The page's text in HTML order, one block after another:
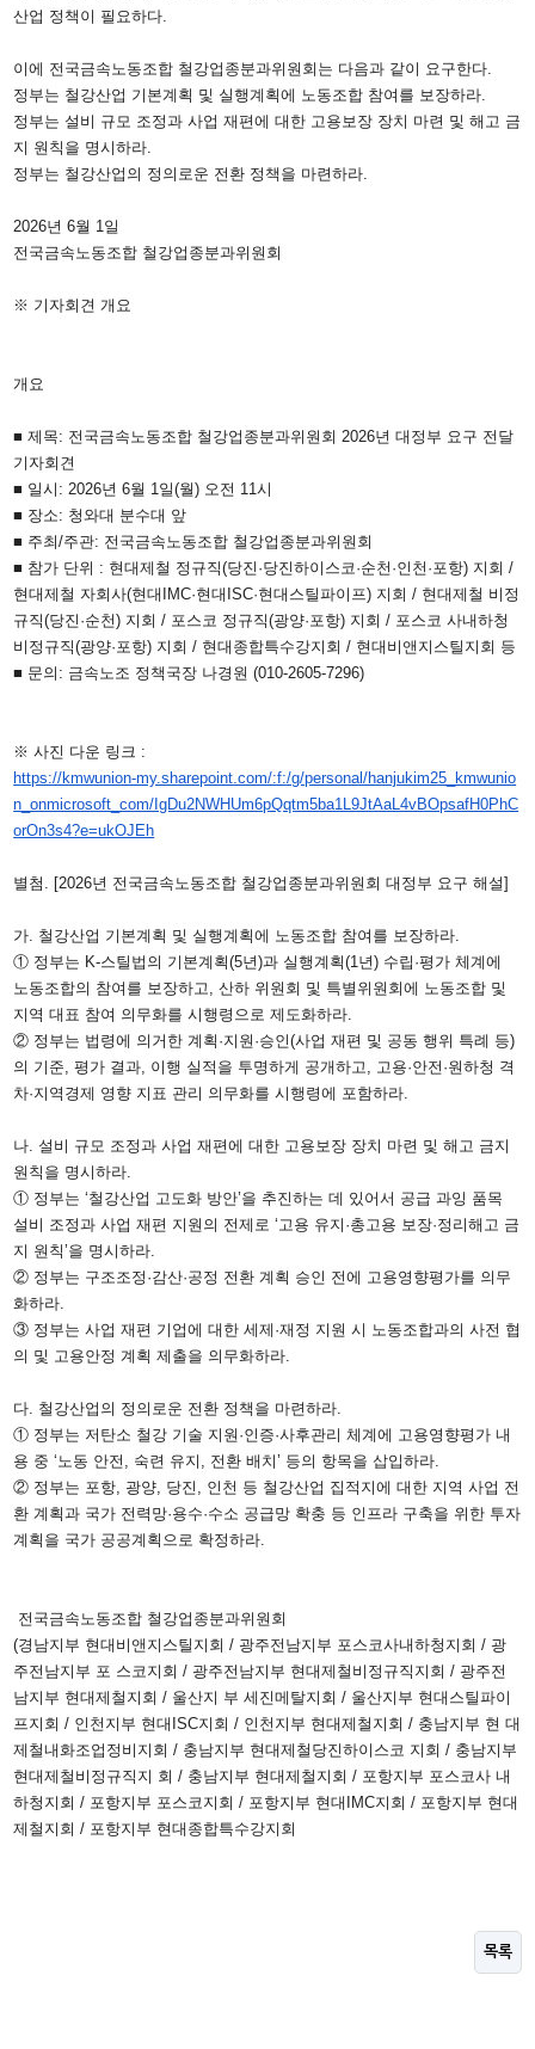
산업 정책이 필요하다.
이에 전국금속노동조합 철강업종분과위원회는 다음과 같이 요구한다.
정부는 철강산업 기본계획 및 실행계획에 노동조합 참여를 보장하라.
정부는 설비 규모 조정과 사업 재편에 대한 고용보장 장치 마련 및 해고 금
지 원칙을 명시하라.
정부는 철강산업의 정의로운 전환 정책을 마련하라.
2026년 6월 1일
전국금속노동조합 철강업종분과위원회
※ 기자회견 개요
개요
■ 제목: 전국금속노동조합 철강업종분과위원회 2026년 대정부 요구 전달
기자회견
■ 일시: 2026년 6월 1일(월) 오전 11시
■ 장소: 청와대 분수대 앞
■ 주최/주관: 전국금속노동조합 철강업종분과위원회
■ 참가 단위 : 현대제철 정규직(당진·당진하이스코·순천·인천·포항) 지회 /
현대제철 자회사(현대IMC·현대ISC·현대스틸파이프) 지회 / 현대제철 비정
규직(당진·순천) 지회 / 포스코 정규직(광양·포항) 지회 / 포스코 사내하청
비정규직(광양·포항) 지회 / 현대종합특수강지회 / 현대비앤지스틸지회 등
■ 문의: 금속노조 정책국장 나경원 (010-2605-7296)
※ 사진 다운 링크 :
https://kmwunion-my.sharepoint.com/:f:/g/personal/hanjukim25_kmwunio
n_onmicrosoft_com/IgDu2NWHUm6pQqtm5ba1L9JtAaL4vBOpsafH0PhC
orOn3s4?e=ukOJEh
별첨. [2026년 전국금속노동조합 철강업종분과위원회 대정부 요구 해설]
가. 철강산업 기본계획 및 실행계획에 노동조합 참여를 보장하라.
① 정부는 K-스틸법의 기본계획(5년)과 실행계획(1년) 수립·평가 체계에
노동조합의 참여를 보장하고, 산하 위원회 및 특별위원회에 노동조합 및
지역 대표 참여 의무화를 시행령으로 제도화하라.
② 정부는 법령에 의거한 계획·지원·승인(사업 재편 및 공동 행위 특례 등)
의 기준, 평가 결과, 이행 실적을 투명하게 공개하고, 고용·안전·원하청 격
차·지역경제 영향 지표 관리 의무화를 시행령에 포함하라.
나. 설비 규모 조정과 사업 재편에 대한 고용보장 장치 마련 및 해고 금지
원칙을 명시하라.
① 정부는 ‘철강산업 고도화 방안’을 추진하는 데 있어서 공급 과잉 품목
설비 조정과 사업 재편 지원의 전제로 ‘고용 유지·총고용 보장·정리해고 금
지 원칙’을 명시하라.
② 정부는 구조조정·감산·공정 전환 계획 승인 전에 고용영향평가를 의무
화하라.
③ 정부는 사업 재편 기업에 대한 세제·재정 지원 시 노동조합과의 사전 협
의 및 고용안정 계획 제출을 의무화하라.
다. 철강산업의 정의로운 전환 정책을 마련하라.
① 정부는 저탄소 철강 기술 지원·인증·사후관리 체계에 고용영향평가 내
용 중 ‘노동 안전, 숙련 유지, 전환 배치’ 등의 항목을 삽입하라.
② 정부는 포항, 광양, 당진, 인천 등 철강산업 집적지에 대한 지역 사업 전
환 계획과 국가 전력망·용수·수소 공급망 확충 등 인프라 구축을 위한 투자
계획을 국가 공공계획으로 확정하라.
전국금속노동조합 철강업종분과위원회
(경남지부 현대비앤지스틸지회 / 광주전남지부 포스코사내하청지회 / 광
주전남지부 포 스코지회 / 광주전남지부 현대제철비정규직지회 / 광주전
남지부 현대제철지회 / 울산지 부 세진메탈지회 / 울산지부 현대스틸파이
프지회 / 인천지부 현대ISC지회 / 인천지부 현대제철지회 / 충남지부 현 대
제철내화조업정비지회 / 충남지부 현대제철당진하이스코 지회 / 충남지부
현대제철비정규직지 회 / 충남지부 현대제철지회 / 포항지부 포스코사 내
하청지회 / 포항지부 포스코지회 / 포항지부 현대IMC지회 / 포항지부 현대
제철지회 / 포항지부 현대종합특수강지회
목록